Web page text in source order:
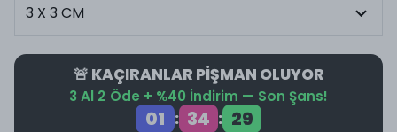
🚨 KAÇIRANLAR PİŞMAN OLUYOR
3 Al 2 Öde + %40 İndirim — Son Şans!
01 : 34 : 28